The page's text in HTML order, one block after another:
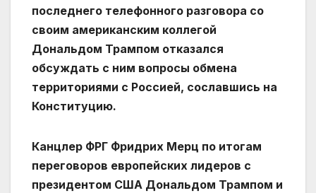
последнего телефонного разговора со
своим американским коллегой
Дональдом Трампом отказался
обсуждать с ним вопросы обмена
территориями с Россией, сославшись на
Конституцию.
Канцлер ФРГ Фридрих Мерц по итогам
переговоров европейских лидеров с
президентом США Дональдом Трампом и